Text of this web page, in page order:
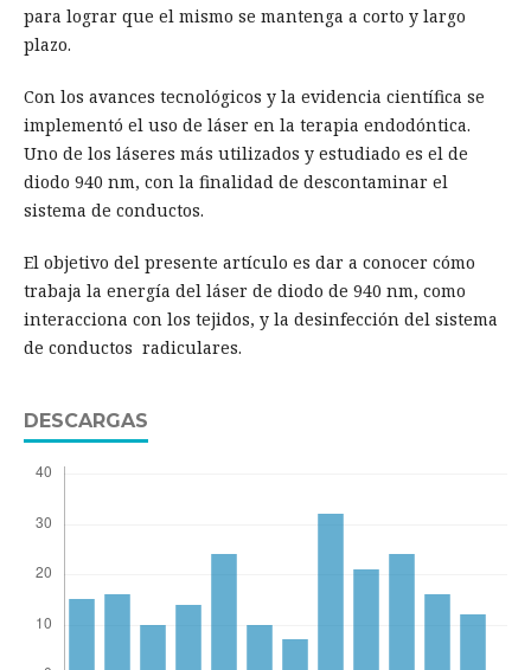
para lograr que el mismo se mantenga a corto y largo
plazo.
Con los avances tecnológicos y la evidencia científica se
implementó el uso de láser en la terapia endodóntica.
Uno de los láseres más utilizados y estudiado es el de
diodo 940 nm, con la finalidad de descontaminar el
sistema de conductos.
El objetivo del presente artículo es dar a conocer cómo
trabaja la energía del láser de diodo de 940 nm, como
interacciona con los tejidos, y la desinfección del sistema
de conductos radiculares.
DESCARGAS